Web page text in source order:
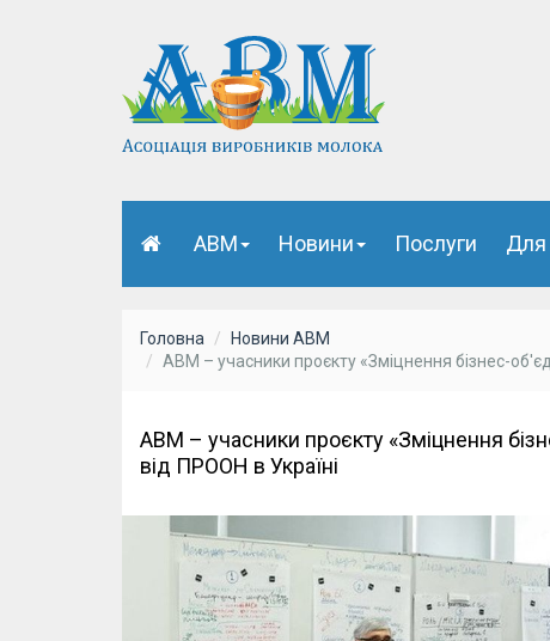
АВМ Новини Послуги Для
Головна
Новини АВМ
АВМ – учасники проєкту «Зміцнення бізнес-
АВМ – учасники проєкту «Зміцнення
від ПРООН в Україні